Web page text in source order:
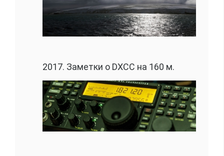
2017. Заметки о DXCC на 160 м.